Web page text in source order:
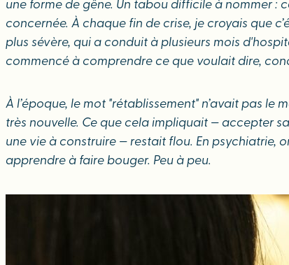
une forme de gêne. Un tabou difficile à nommer :
concernée. À chaque fin de crise, je croyais que
plus sévère, qui a conduit à plusieurs mois
commencé à comprendre ce que voulait dire,
À l’époque, le mot "rétablissement" n’avait pas le
très nouvelle. Ce que cela impliquait — accepter
une vie à construire — restait flou. En psychiatrie,
apprendre à faire bouger. Peu à peu.